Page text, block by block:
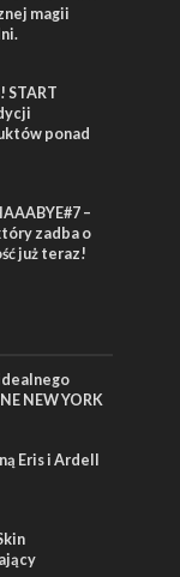
magii
START
ponad
–
zadba o
już teraz!
NEW YORK
Eris i Ardell